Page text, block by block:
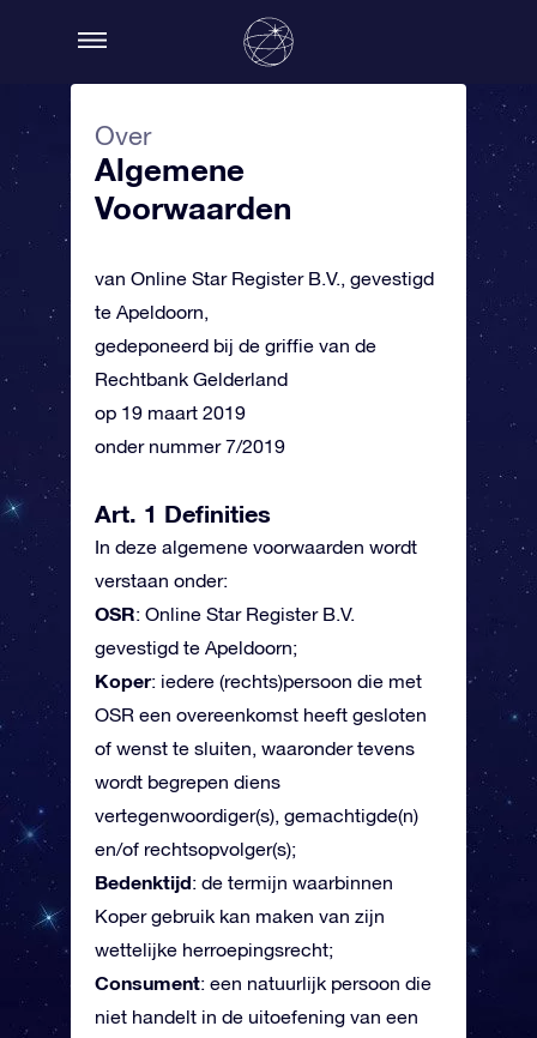
Over
Algemene
Voorwaarden
van Online Star Register B.V., gevestigd
te Apeldoorn,
gedeponeerd bij de griffie van de
Rechtbank Gelderland
op 19 maart 2019
onder nummer 7/2019
Art. 1 Definities
In deze algemene voorwaarden wordt
verstaan onder:
OSR: Online Star Register B.V.
gevestigd te Apeldoorn;
Koper: iedere (rechts)persoon die met
OSR een overeenkomst heeft gesloten
of wenst te sluiten, waaronder tevens
wordt begrepen diens
vertegenwoordiger(s), gemachtigde(n)
en/of rechtsopvolger(s);
Bedenktijd: de termijn waarbinnen
Koper gebruik kan maken van zijn
wettelijke herroepingsrecht;
Consument: een natuurlijk persoon die
niet handelt in de uitoefening van een